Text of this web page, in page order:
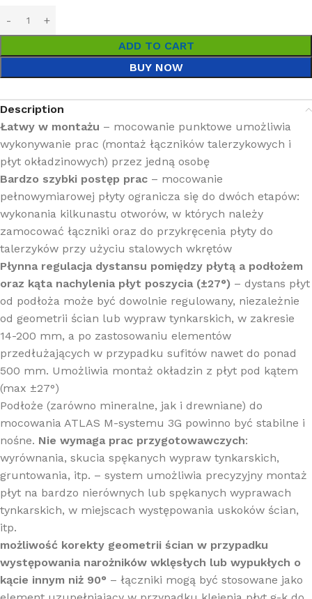
ADD TO CART
BUY NOW
Description
Łatwy w montażu – mocowanie punktowe umożliwia
wykonywanie prac (montaż łączników talerzykowych i
płyt okładzinowych) przez jedną osobę
Bardzo szybki postęp prac – mocowanie
pełnowymiarowej płyty ogranicza się do dwóch etapów:
wykonania kilkunastu otworów, w których należy
zamocować łączniki oraz do przykręcenia płyty do
talerzyków przy użyciu stalowych wkrętów
Płynna regulacja dystansu pomiędzy płytą a podłożem
oraz kąta nachylenia płyt poszycia (±27°) – dystans płyt
od podłoża może być dowolnie regulowany, niezależnie
od geometrii ścian lub wypraw tynkarskich, w zakresie
14-200 mm, a po zastosowaniu elementów
przedłużających w przypadku sufitów nawet do ponad
500 mm. Umożliwia montaż okładzin z płyt pod kątem
(max ±27°)
Podłoże (zarówno mineralne, jak i drewniane) do
mocowania ATLAS M-systemu 3G powinno być stabilne i
nośne. Nie wymaga prac przygotowawczych:
wyrównania, skucia spękanych wypraw tynkarskich,
gruntowania, itp. – system umożliwia precyzyjny montaż
płyt na bardzo nierównych lub spękanych wyprawach
tynkarskich, w miejscach występowania uskoków ścian,
itp.
możliwość korekty geometrii ścian w przypadku
występowania narożników wklęsłych lub wypukłych o
kącie innym niż 90° – łączniki mogą być stosowane jako